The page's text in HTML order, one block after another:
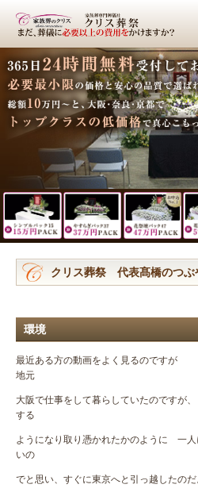
クリス葬祭 代表髙橋のつぶ
環境
最近ある方の動画をよく見るのですが
地元
大阪で仕事をして暮らしていたのですが
する
ようになり取り憑かれたかのように 一
いの
でと思い、すぐに東京へと引っ越したのだ